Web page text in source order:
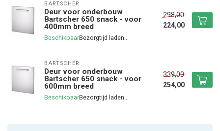
BARTSCHER
Deur voor onderbouw
Bartscher 650 snack - voor
400mm breed
Beschikbaar
298,00
224,00
BARTSCHER
Deur voor onderbouw
Bartscher 650 snack - voor
600mm breed
Beschikbaar
339,00
254,00